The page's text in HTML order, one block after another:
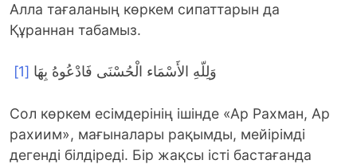
Алла тағаланың көркем сипаттарын да
Құраннан табамыз.
وَلِلّهِ الأَسْمَاء الْحُسْنَى فَادْعُوهُ بِهَا [1]
Сол көркем есімдерінің ішінде «Ар Рахман, Ар
рахиим», мағыналары рақымды, мейірімді
дегенді білдіреді. Бір жақсы істі бастағанда